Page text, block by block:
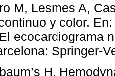
M, Lesmes A,
y color.
ecocardiograma
Springer-
H.